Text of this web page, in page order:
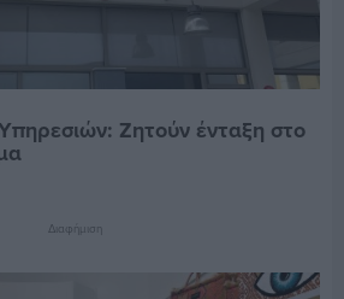
Ζητούν ένταξη στο
Διαφήμιση